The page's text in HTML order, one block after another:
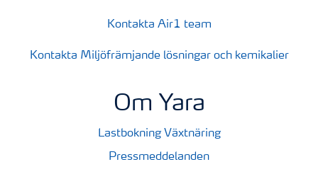
Kontakta Air1 team
Kontakta Miljöfrämjande lösningar och kemikalier
Om Yara
Lastbokning Växtnäring
Pressmeddelanden